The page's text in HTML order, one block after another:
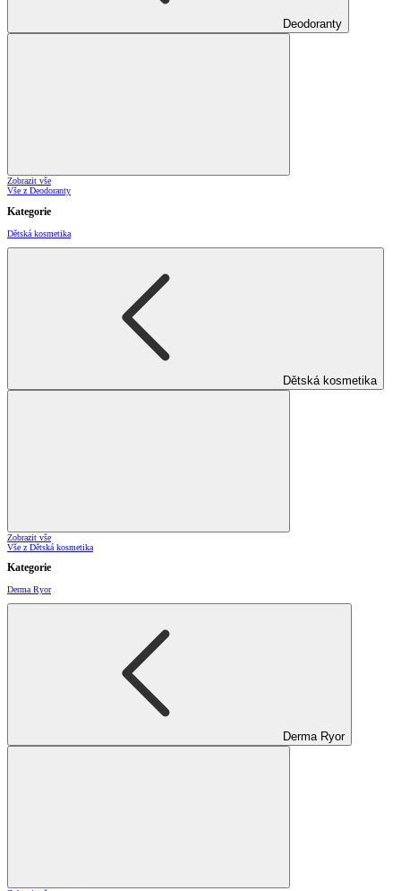
Deodoranty
Zobrazit vše
Vše z Deodoranty
Kategorie
Dětská kosmetika
Dětská kosmetika
Zobrazit vše
Vše z Dětská kosmetika
Kategorie
Derma Ryor
Derma Ryor